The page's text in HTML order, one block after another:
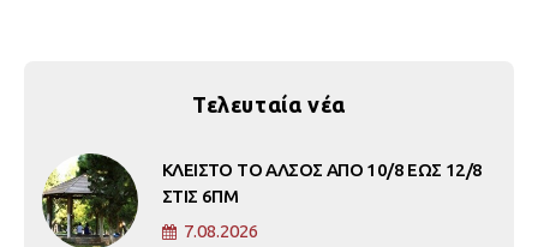
Τελευταία νέα
ΚΛΕΙΣΤΟ ΤΟ ΑΛΣΟΣ ΑΠΟ 10/8 ΕΩΣ 12/8
ΣΤΙΣ 6ΠΜ
7.08.2026